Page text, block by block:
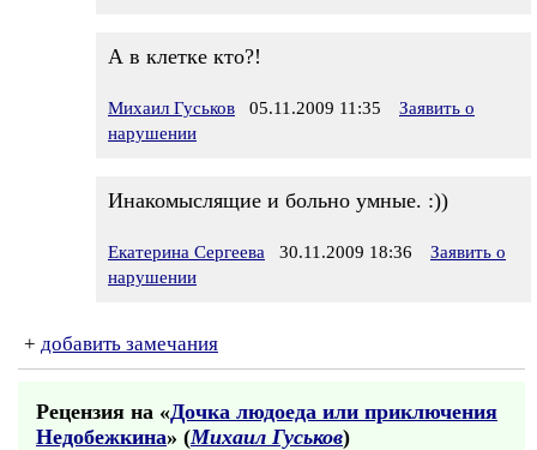
А в клетке кто?!
Михаил Гуськов 05.11.2009 11:35
Заявить о
нарушении
Инакомыслящие и больно умные. :))
Екатерина Сергеева 30.11.2009 18:36
Заявить о
нарушении
+ добавить замечания
Рецензия на «Дочка людоеда или приключения
Недобежкина» (Михаил Гуськов)